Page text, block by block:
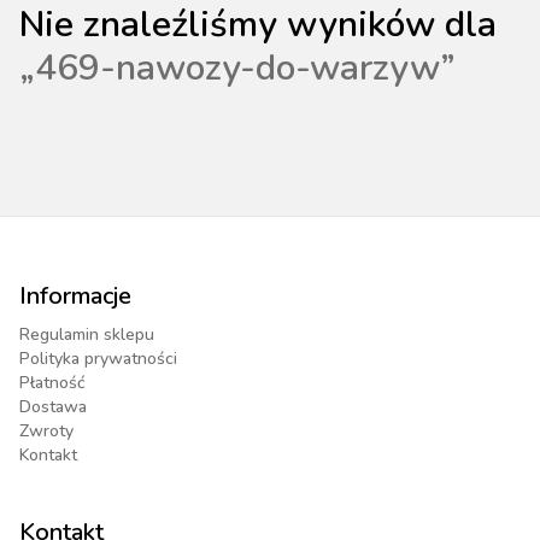
Nie znaleźliśmy wyników dla
„469-nawozy-do-warzyw”
Informacje
Regulamin sklepu
Polityka prywatności
Płatność
Dostawa
Zwroty
Kontakt
Kontakt